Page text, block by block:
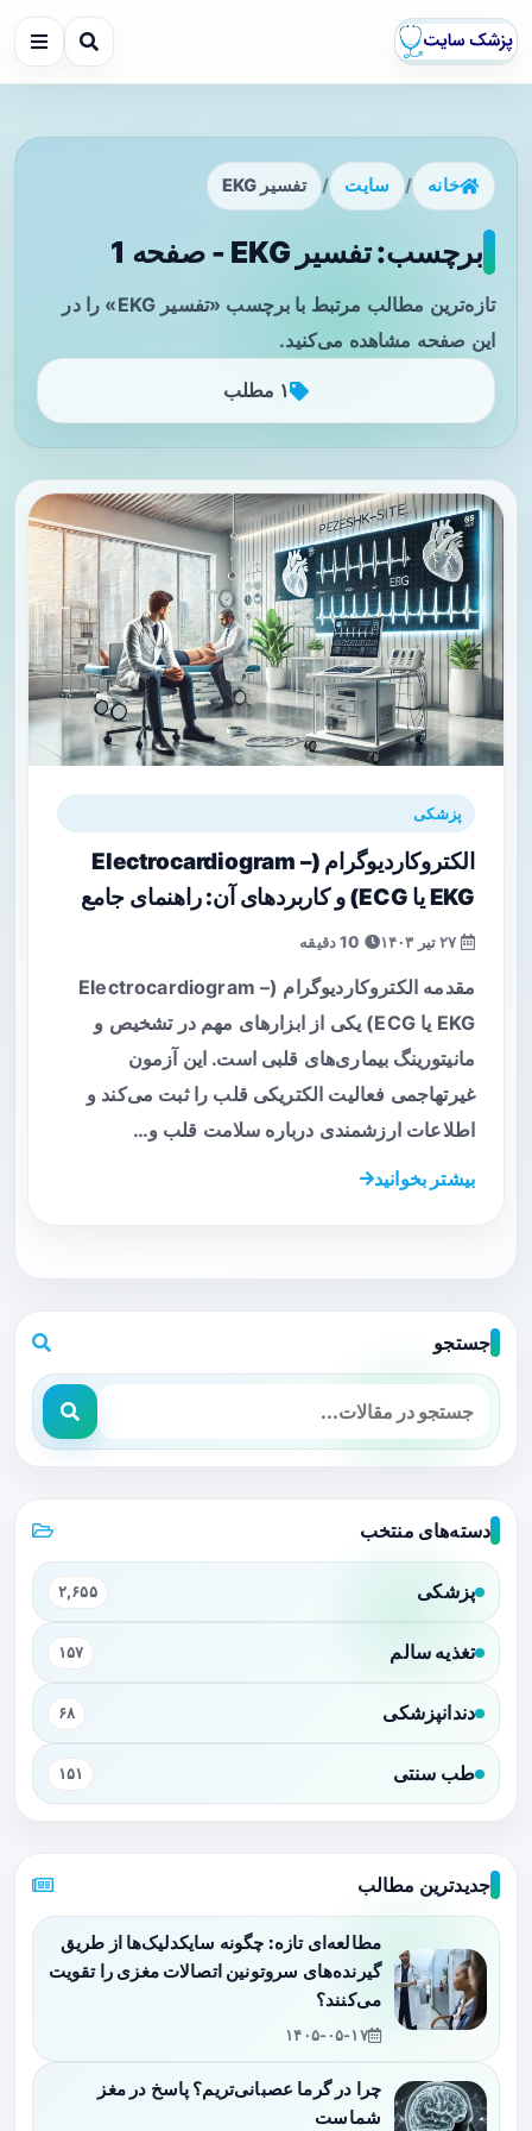
خانه / سایت / تفسیر EKG
برچسب: تفسیر EKG - صفحه 1
تازه‌ترین مطالب مرتبط با برچسب «تفسیر EKG» را در
این صفحه مشاهده می‌کنید.
۱ مطلب
پزشکی
الکتروکاردیوگرام (Electrocardiogram –
EKG یا ECG) و کاربردهای آن: راهنمای جامع
مقدمه الکتروکاردیوگرام (Electrocardiogram –
EKG یا ECG) یکی از ابزارهای مهم در تشخیص و
مانیتورینگ بیماری‌های قلبی است. این آزمون
غیرتهاجمی فعالیت الکتریکی قلب را ثبت می‌کند و
اطلاعات ارزشمندی درباره سلامت قلب و…
بیشتر بخوانید
جستجو
دسته‌های منتخب
پزشکی ۲,۶۵۵
تغذیه سالم ۱۵۷
دندانپزشکی ۶۸
طب سنتی ۱۵۱
جدیدترین مطالب
مطالعه‌ای تازه: چگونه سایکدلیک‌ها از طریق
گیرنده‌های سروتونین اتصالات مغزی را تقویت
می‌کنند؟
۱۴۰۵-۰۵-۱۷
چرا در گرما عصبانی‌تریم؟ پاسخ در مغز
شماست